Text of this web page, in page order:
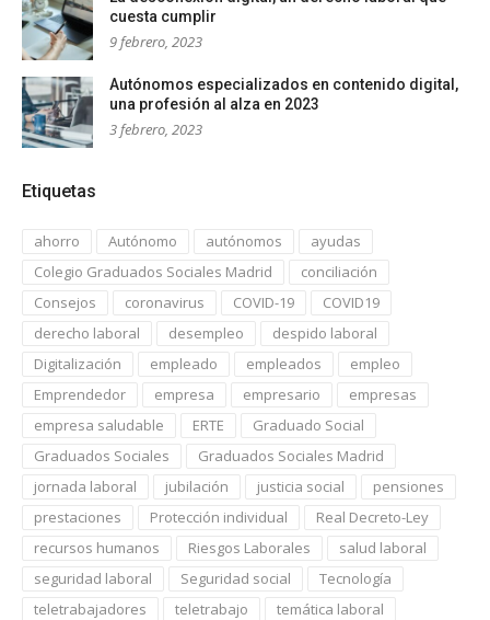
cuesta cumplir
9 febrero, 2023
Autónomos especializados en contenido digital,
una profesión al alza en 2023
3 febrero, 2023
Etiquetas
ahorro Autónomo autónomos
ayudas
Colegio Graduados Sociales Madrid
conciliación
Consejos
coronavirus COVID-19
COVID19
derecho laboral
desempleo
despido laboral
Digitalización
empleado empleados
empleo
Emprendedor
empresa empresario
empresas
empresa saludable
ERTE
Graduado Social
Graduados Sociales
Graduados Sociales Madrid
jornada laboral
jubilación justicia social
pensiones
prestaciones
Protección individual
Real Decreto-Ley
recursos humanos
Riesgos Laborales
salud laboral
seguridad laboral
Seguridad social
Tecnología
teletrabajadores
teletrabajo
temática laboral